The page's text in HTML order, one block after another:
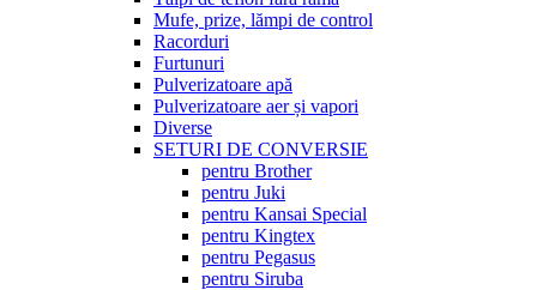
Mufe, prize, lămpi de control
Racorduri
Furtunuri
Pulverizatoare apă
Pulverizatoare aer și vapori
Diverse
SETURI DE CONVERSIE
pentru Brother
pentru Juki
pentru Kansai Special
pentru Kingtex
pentru Pegasus
pentru Siruba